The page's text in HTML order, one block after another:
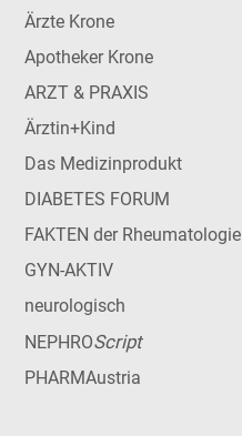
Ärzte Krone
Apotheker Krone
ARZT & PRAXIS
Ärztin+Kind
Das Medizinprodukt
DIABETES FORUM
FAKTEN der Rheumatologie
GYN-AKTIV
neurologisch
NEPHROScript
PHARMAustria